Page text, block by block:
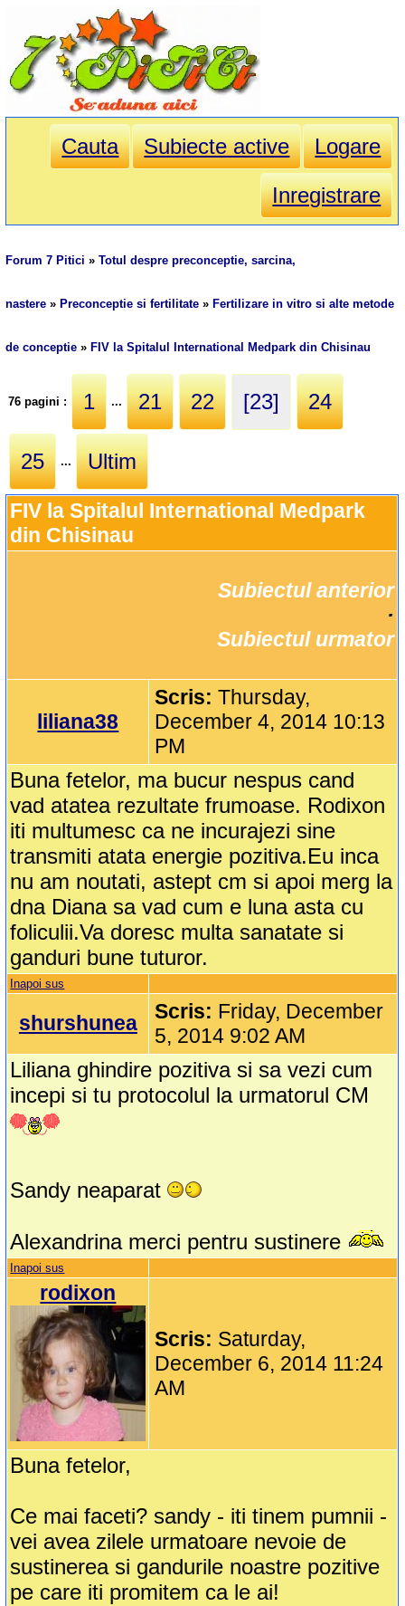
Cauta Subiecte active
Logare
Inregistrare
Forum 7 Pitici »Totul despre preconceptie, sarcina,
nastere » Preconceptie si fertilitate » Fertilizare in vitro si alte metode
de conceptie » FIV la Spitalul International Medpark din Chisinau
76 pagini : 1 ... 21 22 [23] 24
25 ... Ultim
FIV la Spitalul International Medpark
din Chisinau
Subiectul anterior
Subiectul urmator
liliana38
Scris:Thursday,
December 4, 2014 10:13
PM
Buna fetelor, ma bucur nespus cand
vad atatea rezultate frumoase. Rodixon
iti multumesc ca ne incurajezi sine
transmiti atata energie pozitiva.Eu inca
nu am noutati, astept cm si apoi merg la
dna Diana sa vad cum e luna asta cu
foliculii.Va doresc multa sanatate si
ganduri bune tuturor.
Inapoi sus
shurshunea Scris: Friday, December
5, 2014 9:02 AM
Liliana ghindire pozitiva si sa vezi cum
incepi si tu protocolul la urmatorul CM
Sandy neaparat
Alexandrina merci pentru sustinere
Inapoi sus
rodixon
Scris: Saturday,
December 6, 2014 11:24
AM
Buna fetelor,
Ce mai faceti? sandy - iti tinem pumnii -
vei avea zilele urmatoare nevoie de
sustinerea si gandurile noastre pozitive
pe care iti promitem ca le ai!